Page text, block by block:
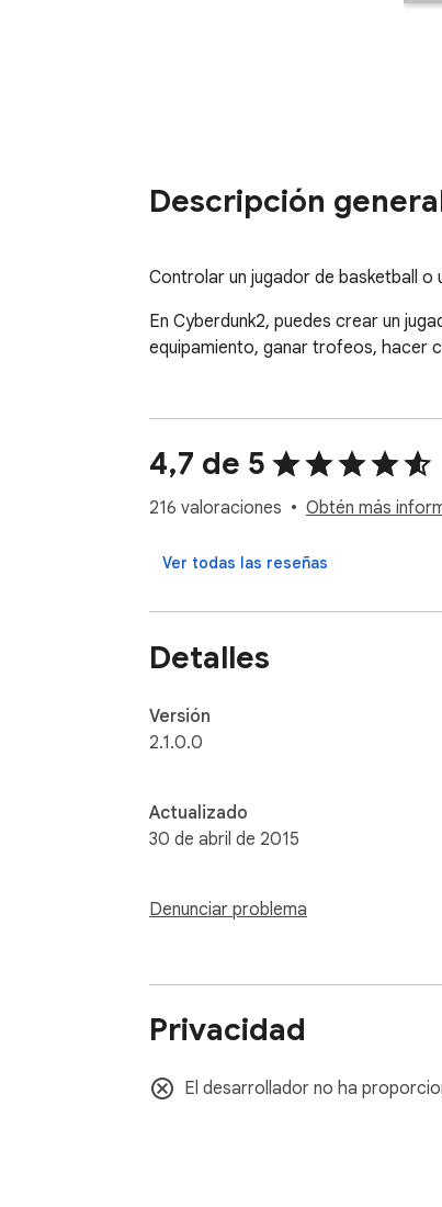
Descripción
Controlar un jugador de basketball o
En Cyberdunk2, puedes crear un
equipamiento, ganar trofeos, hacer
4,7 de 5
216 valoraciones Obtén más
Ver todas las reseñas
Detalles
Versión
2.1.0.0
Actualizado
30 de abril de 2015
Denunciar problema
Privacidad
El desarrollador no ha